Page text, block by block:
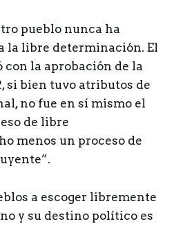
pueblo nunca ha
la libre determinación. El
la aprobación de la
si bien tuvo atributos de
no fue en sí mismo el
de libre
menos un proceso de
a escoger libremente
y su destino político es